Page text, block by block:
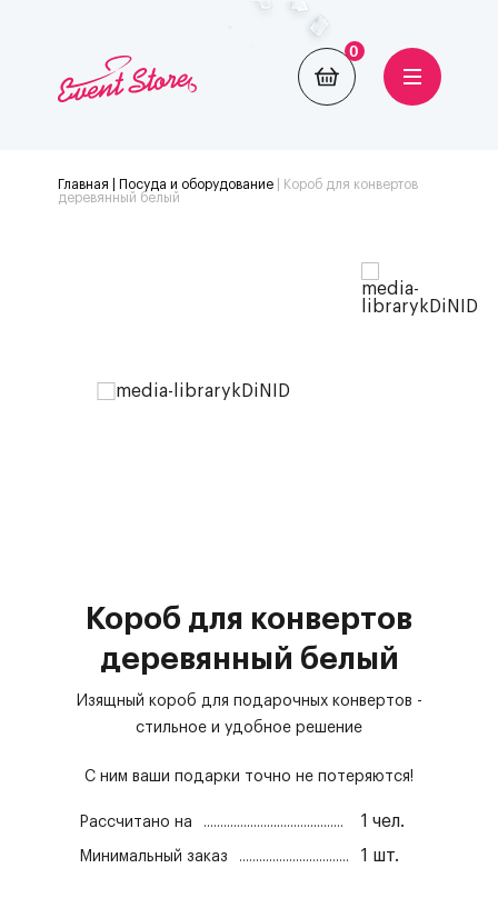
0
Главная | Посуда и оборудование|
Короб для конвертов
деревянный белый
Короб для конвертов
деревянный белый
Изящный короб для подарочных конвертов -
стильное и удобное решение
С ним ваши подарки точно не потеряются!
Рассчитано на 1 чел.
Минимальный заказ 1 шт.